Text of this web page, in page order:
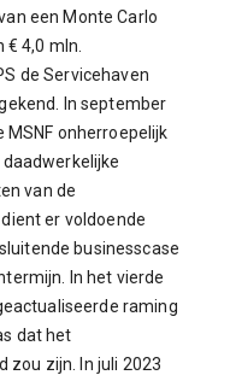
een Monte Carlo
€ 4,0 mln.
de Servicehaven
In september
MSNF onherroepelijk
daadwerkelijke
van de
er voldoende
businesscase
In het vierde
raming
dat het
zou zijn. In juli 2023